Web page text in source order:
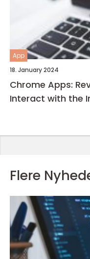
App
18. January 2024
Chrome Apps:
Interact with the
Flere